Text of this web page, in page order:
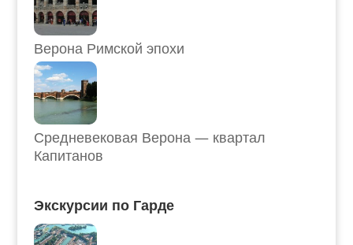
Верона Римской эпохи
Средневековая Верона — квартал
Капитанов
Экскурсии по Гарде